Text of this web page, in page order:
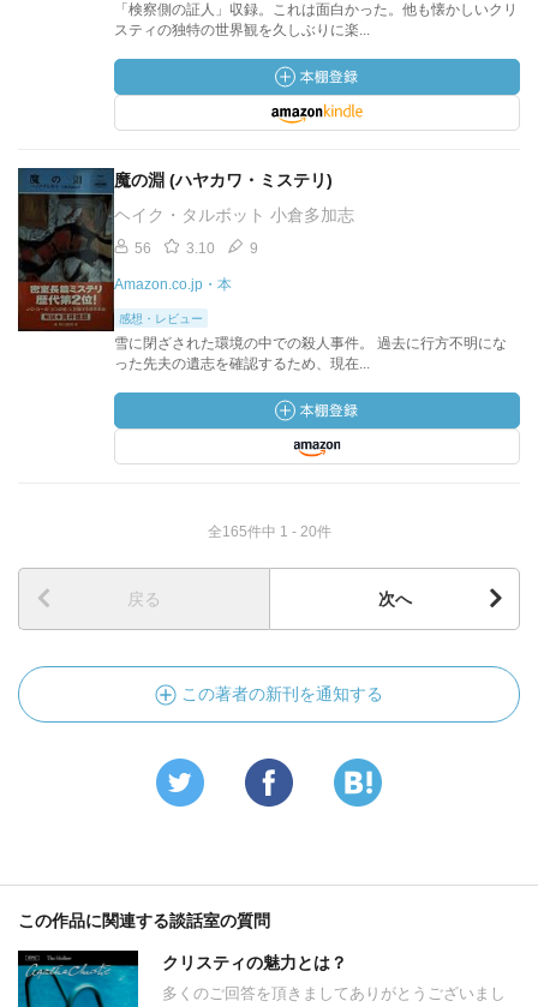
「検察側の証人」収録。これは面白かった。他も懐かしいクリ
スティの独特の世界観を久しぶりに楽...
魔の淵 (ハヤカワ・ミステリ)
ヘイク・タルボット 小倉多加志
56 3.10 9
Amazon.co.jp・本
感想・レビュー
雪に閉ざされた環境の中での殺人事件。 過去に行方不明にな
った先夫の遺志を確認するため、現在...
全165件中 1 - 20件
戻る 次へ
この著者の新刊を通知する
この作品に関連する談話室の質問
クリスティの魅力とは？
多くのご回答を頂きましてありがとうございまし